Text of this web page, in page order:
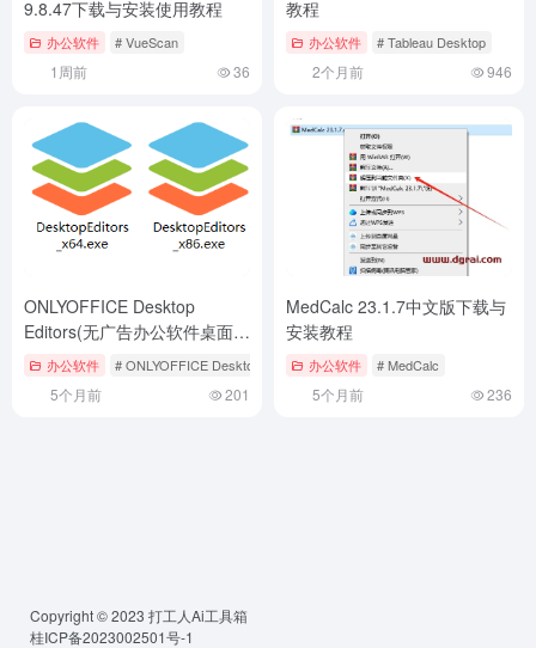
9.8.47下载与安装使用教程
办公软件 # VueScan
1周前 36
教程
办公软件 # Tableau Desktop
2个月前 946
ONLYOFFICE Desktop
Editors(无广告办公软件桌面
版) v9.2.1 中文绿色版下载与
办公软件 # ONLYOFFICE Desktop Editors
5个月前 201
MedCalc 23.1.7中文版下载与
安装教程
办公软件 # MedCalc
5个月前 236
Copyright © 2023 打工人Ai工具箱
桂ICP备2023002501号-1